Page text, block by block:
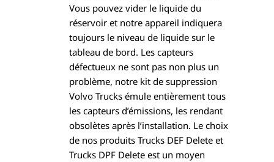
Vous pouvez vider le liquide du
réservoir et notre appareil indiquera
toujours le niveau de liquide sur le
tableau de bord. Les capteurs
défectueux ne sont pas non plus un
problème, notre kit de suppression
Volvo Trucks émule entièrement tous
les capteurs d’émissions, les rendant
obsolètes après l’installation. Le choix
de nos produits Trucks DEF Delete et
Trucks DPF Delete est un moyen